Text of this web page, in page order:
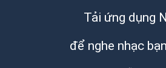
Tải ứng dụng
để nghe nhạc